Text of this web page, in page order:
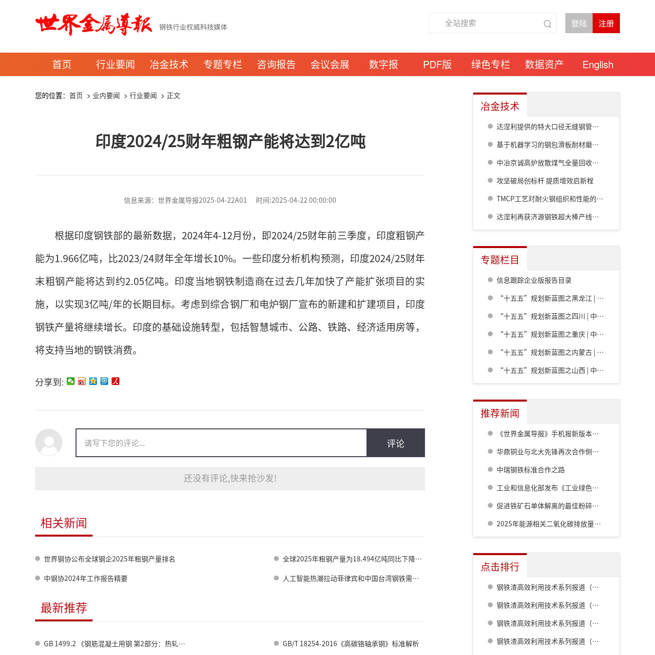
首页 行业要闻 冶金技术 专题专栏 咨询报告 会议会展 数字报 PDF版 绿色专栏 数据资产 English
您的位置： 首页 > 业内要闻 > 行业要闻 > 正文
印度2024/25财年粗钢产能将达到2亿吨
信息来源：世界金属导报2025-04-22A01 时间:2025-04-22 00:00:00
根据印度钢铁部的最新数据，2024年4-12月份，即2024/25财年前三季度，印度粗钢产
能为1.966亿吨，比2023/24财年全年增长10%。一些印度分析机构预测，印度2024/25财年
末粗钢产能将达到约2.05亿吨。印度当地钢铁制造商在过去几年加快了产能扩张项目的实
施，以实现3亿吨/年的长期目标。考虑到综合钢厂和电炉钢厂宣布的新建和扩建项目，印度
钢铁产量将继续增长。印度的基础设施转型，包括智慧城市、公路、铁路、经济适用房等，
将支持当地的钢铁消费。
分享到:
评论
还没有评论,快来抢沙发!
相关新闻
世界钢协公布全球钢企2025年粗钢产量排名 全球2025年粗钢产量为18.494亿吨同比下降2.0%
中钢协2024年工作报告精要 人工智能热潮拉动菲律宾和中国台湾钢铁需求增长
最新推荐
GB 1499.2 《钢筋混凝土用钢 第2部分：热轧带肋钢筋》标准修订情况 GB/T 18254-2016《高碳铬轴承钢》标准解析
冶金技术
达涅利提供的特大口径无缝钢管热连轧线在衡钢热试成功
基于机器学习的钢包滑板耐材磨损预测模型研究
中冶京诚高炉放散煤气全量回收成套技术方案
攻坚破局创标杆 提质增效启新程
TMCP工艺对耐火钢组织和性能的影响
达涅利再获济源钢铁超大棒产线核心设备订单
专题栏目
信息跟踪企业版报告目录
“十五五”规划新蓝图之黑龙江 | 中共黑龙江省委关于制定国民经济和社会发展第十五个五年规划的建议
“十五五”规划新蓝图之四川 | 中共四川省委关于制定四川省国民经济和社会发展第十五个五年规划的建议
“十五五”规划新蓝图之重庆 | 中共重庆市委关于制定重庆市国民经济和社会发展第十五个五年规划的建议
“十五五”规划新蓝图之内蒙古 | 内蒙古自治区党委关于制定国民经济和社会发展第十五个五年规划的建议
“十五五”规划新蓝图之山西 | 中共山西省委关于制定山西省国民经济和社会发展第十五个五年规划的建议
推荐新闻
《世界金属导报》手机报新版本发布，免费下载，免费看
华鼎铜业与北大先锋再次合作侧吹炉配套6000立方制氧项目
中瑞钢铁标准合作之路
工业和信息化部发布《工业绿色低碳发展“十五五”规划》
促进铁矿石单体解离的最佳粉碎方法研究
2025年能源相关二氧化碳排放量同比增长0.4%至381亿吨
点击排行
钢铁渣高效利用技术系列报道（一） 室兰钢铁厂用钢渣骨料配制重混凝土的研究
钢铁渣高效利用技术系列报道（二） 鹿岛钢铁厂钢铁渣利用技术的开发
钢铁渣高效利用技术系列报道（五） 八幡厂钢铁渣的利用
钢铁渣高效利用技术系列报道（三） 名古屋厂铁水预处理炉渣肥料化的开发